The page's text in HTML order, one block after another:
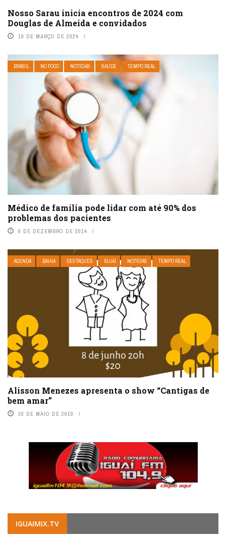
Nosso Sarau inicia encontros de 2024 com
Douglas de Almeida e convidados
19 DE MARÇO DE 2024
BRASIL NO FOCO NOTÍCIAS SAÚDE TEMPO REAL
Médico de família pode lidar com até 90% dos
problemas dos pacientes
6 DE DEZEMBRO DE 2014
AGENDA BAHIA DESTAQUES IGUAÍ NOTÍCIAS TEMPO REAL
Alisson Menezes apresenta o show “Cantigas de
bem amar”
30 DE MAIO DE 2019
IGUAIMIX.TV